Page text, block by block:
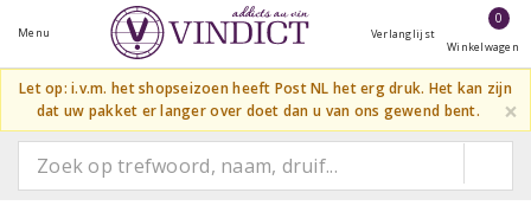
Menu Verlanglijst
0
Winkelwagen
Let op: i.v.m. het shopseizoen heeft Post NL het erg druk. Het kan zijn
dat uw pakket er langer over doet dan u van ons gewend bent.
×